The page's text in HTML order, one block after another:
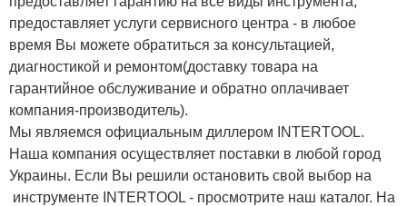
предоставляет услуги сервисного центра - в любое
время Вы можете обратиться за консультацией,
диагностикой и ремонтом(доставку товара на
гарантийное обслуживание и обратно оплачивает
компания-производитель).
Мы являемся официальным диллером INTERTOOL.
Наша компания осуществляет поставки в любой город
Украины. Если Вы решили остановить свой выбор на
инструменте INTERTOOL - просмотрите наш каталог. На